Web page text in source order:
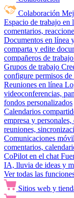
Colaboración
Espacio de trabajo en
comentarios,
Documentos en línea
comparta y edite
compañeros de
Grupos de trabajo
configure permisos de
Reuniones en línea
videoconferencias,
fondos personalizados
Calendarios
empresa y
reuniones,
Comunicaciones
comentarios,
CoPilot en el chat
IA, lluvia de ideas y
Ver todas las
Sitios web y